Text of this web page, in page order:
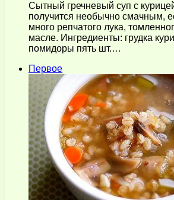
Сытный гречневый суп с
получится необычно смачным,
много репчатого лука,
масле. Ингредиенты: грудка
помидоры пять шт.…
Первое